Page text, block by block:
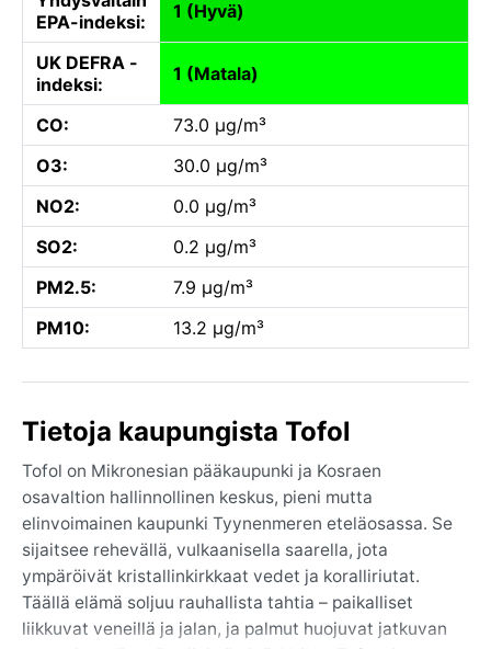
EPA-indeksi:
1 (Hyvä)
UK DEFRA -
indeksi:
1 (Matala)
CO:
73.0 µg/m³
O3:
30.0 µg/m³
NO2:
0.0 µg/m³
SO2:
0.2 µg/m³
PM2.5:
7.9 µg/m³
PM10:
13.2 µg/m³
Tietoja kaupungista Tofol
Tofol on Mikronesian pääkaupunki ja Kosraen
osavaltion hallinnollinen keskus, pieni mutta
elinvoimainen kaupunki Tyynenmeren eteläosassa. Se
sijaitsee rehevällä, vulkaanisella saarella, jota
ympäröivät kristallinkirkkaat vedet ja koralliriutat.
Täällä elämä soljuu rauhallista tahtia – paikalliset
liikkuvat veneillä ja jalan, ja palmut huojuvat jatkuvan